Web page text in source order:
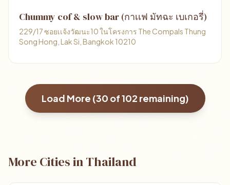
Chummy cof & slow bar (กาเเฟ มัทฉะ เบเกอรี่)
229/17 ซอยเเจ้งวัฒนะ10 ในโครงการ The Compals Thung
Song Hong, Lak Si, Bangkok 10210
Load More (30 of102 remaining)
More Cities in Thailand